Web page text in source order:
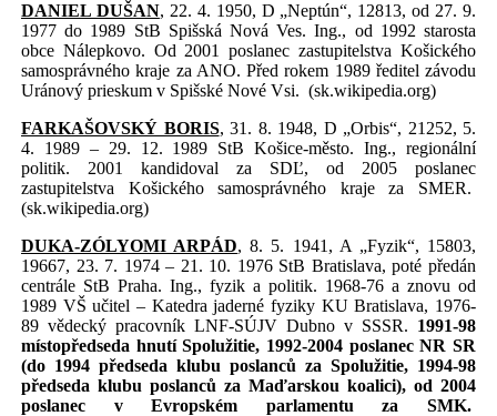
DANIEL DUŠAN, 22. 4. 1950, D „Neptún“, 12813, od 27. 9.
1977 do 1989 StB Spišská Nová Ves. Ing., od 1992 starosta
obce Nálepkovo. Od 2001 poslanec zastupitelstva Košického
samosprávného kraje za ANO. Před rokem 1989 ředitel závodu
Uránový prieskum v Spišské Nové Vsi. (sk.wikipedia.org)
FARKAŠOVSKÝ BORIS, 31. 8. 1948, D „Orbis“, 21252, 5.
4. 1989 – 29. 12. 1989 StB Košice-město. Ing., regionální
politik. 2001 kandidoval za SDĽ, od 2005 poslanec
zastupitelstva Košického samosprávného kraje za SMER.
(sk.wikipedia.org)
DUKA-ZÓLYOMI ARPÁD, 8. 5. 1941, A „Fyzik“, 15803,
19667, 23. 7. 1974 – 21. 10. 1976 StB Bratislava, poté předán
centrále StB Praha. Ing., fyzik a politik. 1968-76 a znovu od
1989 VŠ učitel – Katedra jaderné fyziky KU Bratislava, 1976-
89 vědecký pracovník LNF-SÚJV Dubno v SSSR. 1991-98
místopředseda hnutí Spolužitie, 1992-2004 poslanec NR SR
(do 1994 předseda klubu poslanců za Spolužitie, 1994-98
předseda klubu poslanců za Maďarskou koalici), od 2004
poslanec v Evropském parlamentu za SMK.